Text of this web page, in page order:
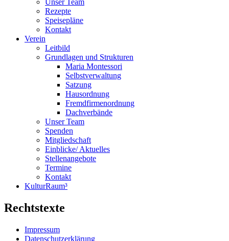
Rezepte
Speisepläne
Kontakt
Verein
Leitbild
Grundlagen und Strukturen
Maria Montessori
Selbstverwaltung
Satzung
Hausordnung
Fremdfirmenordnung
Dachverbände
Unser Team
Spenden
Mitgliedschaft
Einblicke/ Aktuelles
Stellenangebote
Termine
Kontakt
KulturRaum³
Rechtstexte
Impressum
Datenschutzerklärung